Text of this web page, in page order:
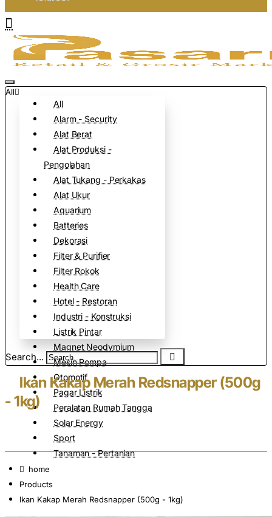
All
All
Alarm - Security
Alat Berat
Alat Produksi -
Pengolahan
Alat Tukang - Perkakas
Alat Ukur
Aquarium
Batteries
Dekorasi
Filter & Purifier
Filter Rokok
Health Care
Hotel - Restoran
Industri - Konstruksi
Listrik Pintar
Magnet Neodymium
Mesin Pompa
Otomotif
Pagar Listrik
Peralatan Rumah Tangga
Solar Energy
Sport
Tanaman - Pertanian
Search...
Ikan Kakap Merah Redsnapper (500g
- 1kg)
home
Products
Ikan Kakap Merah Redsnapper (500g - 1kg)